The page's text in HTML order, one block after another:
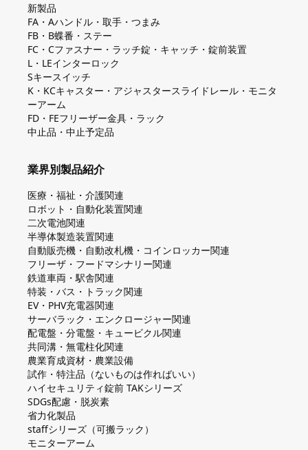
新製品
FA・Aハンドル・取手・つまみ
FB・B蝶番・ステー
FC・Cファスナー・ラッチ錠・キャッチ・錠前装置
L・LEインターロック
Sキースイッチ
K・KCキャスター・アジャスタースライドレール・モニタ
ーアーム
FD・FEフリーザー金具・ラック
中止品・中止予定品
業界別製品紹介
医療・福祉・介護関連
ロボット・自動化装置関連
二次電池関連
半導体製造装置関連
自動販売機・自動改札機・コインロッカー関連
フリーザ・フードマシナリー関連
鉄道車両・駅舎関連
特装・バス・トラック関連
EV・PHV充電器関連
サーバラック・エンクロージャー関連
配電盤・分電盤・キュービクル関連
共同溝・無電柱化関連
農業育成資材・農業設備
試作・特注品（ないものは作ればいい）
ハイセキュリティ錠前 TAKシリーズ
SDGs配慮・脱炭素
省力化製品
staffシリーズ（可搬ラック）
モニターアーム